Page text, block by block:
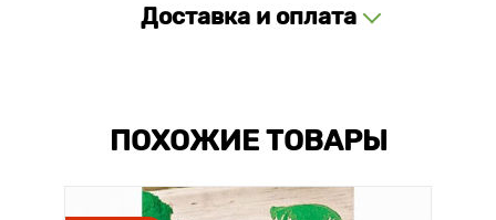
Доставка и оплата
ПОХОЖИЕ ТОВАРЫ